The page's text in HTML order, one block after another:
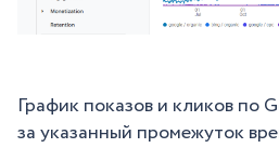
График показов и кликов по
за указанный промежуток